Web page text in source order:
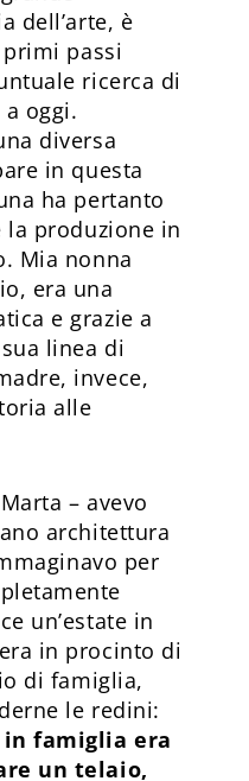
dell’arte, è
passi
ricerca di
oggi.
diversa
in questa
ha pertanto
la produzione in
Mia nonna
era una
e grazie a
linea di
invece,
alle
– avevo
architettura
per
un’estate in
in procinto di
di famiglia,
le redini:
in famiglia era
un telaio,